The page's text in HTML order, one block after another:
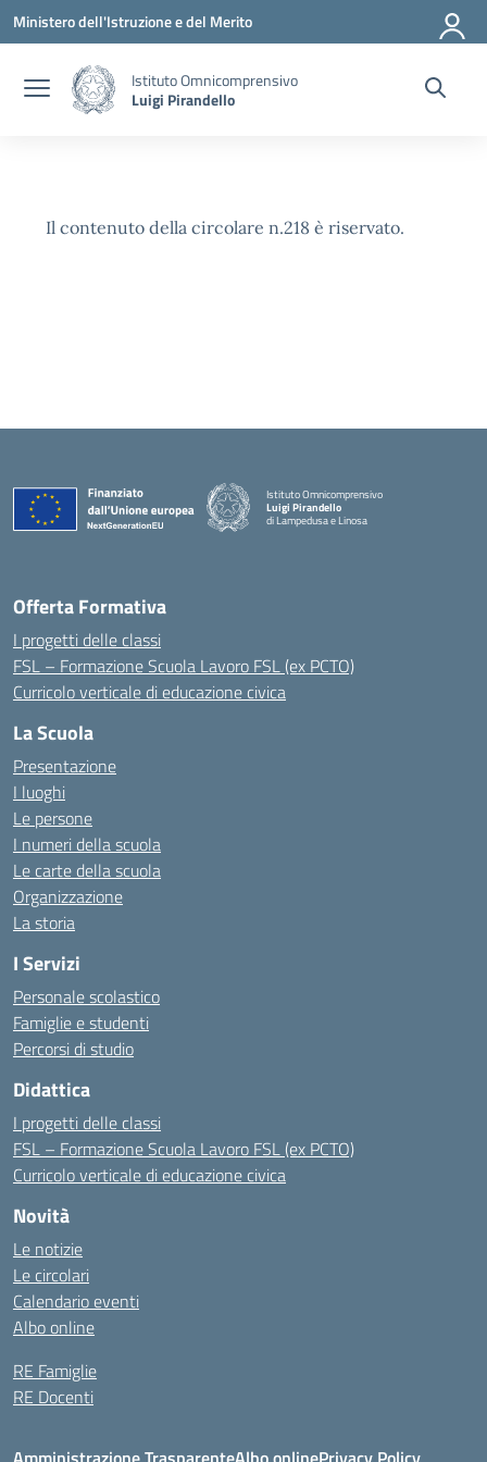
Vai ai contenuti
Vai al menu di navigazione
Vai al footer
Ministero dell'Istruzione e del Merito
Istituto Omnicomprensivo
Luigi Pirandello
Il contenuto della circolare n.218 è riservato.
Istituto Omnicomprensivo
Luigi Pirandello
di Lampedusa e Linosa
Offerta Formativa
I progetti delle classi
FSL – Formazione Scuola Lavoro FSL (ex PCTO)
Curricolo verticale di educazione civica
La Scuola
Presentazione
I luoghi
Le persone
I numeri della scuola
Le carte della scuola
Organizzazione
La storia
I Servizi
Personale scolastico
Famiglie e studenti
Percorsi di studio
Didattica
I progetti delle classi
FSL – Formazione Scuola Lavoro FSL (ex PCTO)
Curricolo verticale di educazione civica
Novità
Le notizie
Le circolari
Calendario eventi
Albo online
RE Famiglie
RE Docenti